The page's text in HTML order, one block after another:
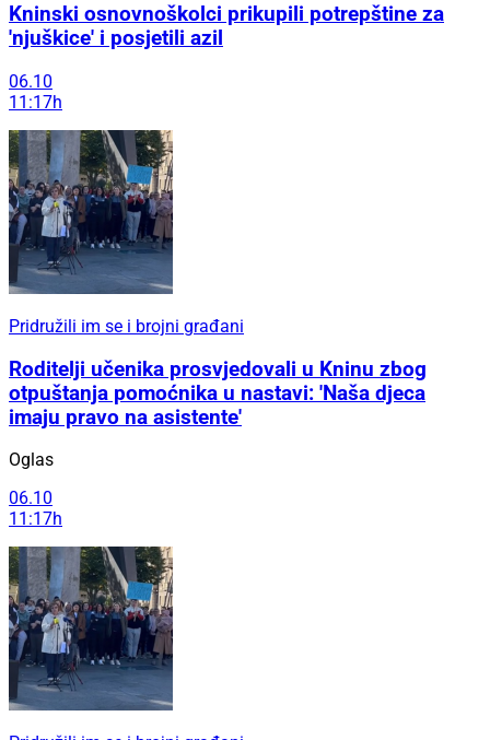
Kninski osnovnoškolci prikupili potrepštine za
'njuškice' i posjetili azil
06.10
11:17h
Pridružili im se i brojni građani
Roditelji učenika prosvjedovali u Kninu zbog
otpuštanja pomoćnika u nastavi: 'Naša djeca
imaju pravo na asistente'
Oglas
06.10
11:17h